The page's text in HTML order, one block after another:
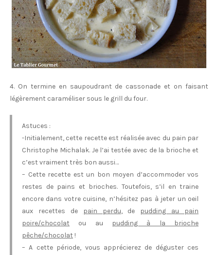
4. On termine en saupoudrant de cassonade et on faisant
légèrement caraméliser sous le grill du four.
Astuces :
-Initialement, cette recette est réalisée avec du pain par
Christophe Michalak. Je l’ai testée avec de la brioche et
c’est vraiment très bon aussi…
– Cette recette est un bon moyen d’accommoder vos
restes de pains et brioches. Toutefois, s’il en traine
encore dans votre cuisine, n’hésitez pas à jeter un oeil
aux recettes de
pain perdu, de
pudding au pain
poire/chocolat ou au
pudding à la brioche
pêche/chocolat !
– A cette période, vous apprécierez de déguster ces